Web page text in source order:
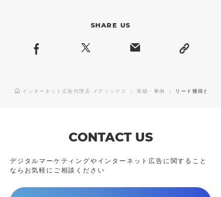
SHARE US
インターネット広告代理店 メディックス 実績・事例 リード獲得から
CONTACT US
デジタルマーケティングやインターネット広告に 関すること
ならお気軽にご相談ください